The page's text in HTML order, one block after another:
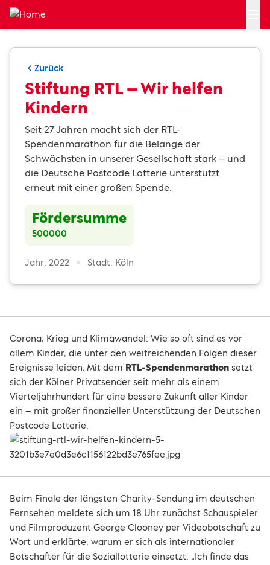
Zum Hauptinhalt springen
Zurück
Stiftung RTL – Wir helfen
Kindern
Seit 27 Jahren macht sich der RTL-
Spendenmarathon für die Belange der
Schwächsten in unserer Gesellschaft stark – und
die Deutsche Postcode Lotterie unterstützt
erneut mit einer großen Spende.
Fördersumme
500000
Jahr: 2022 Stadt: Köln
Corona, Krieg und Klimawandel: Wie so oft sind es vor
allem Kinder, die unter den weitreichenden Folgen dieser
Ereignisse leiden. Mit dem RTL-Spendenmarathon setzt
sich der Kölner Privatsender seit mehr als einem
Vierteljahrhundert für eine bessere Zukunft aller Kinder
ein – mit großer finanzieller Unterstützung der Deutschen
Postcode Lotterie.
Beim Finale der längsten Charity-Sendung im deutschen
Fernsehen meldete sich um 18 Uhr zunächst Schauspieler
und Filmproduzent George Clooney per Videobotschaft zu
Wort und erklärte, warum er sich als internationaler
Botschafter für die Soziallotterie einsetzt: „Ich finde das